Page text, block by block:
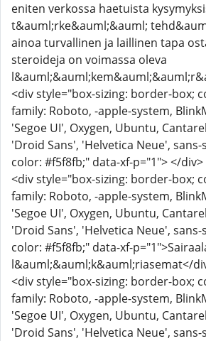
eniten verkossa haetuista
t&auml;rke&auml;&auml;
ainoa turvallinen ja laillinen tapa
steroideja on voimassa oleva
<div style="box-sizing: border-box;
family: Roboto, -apple-system,
'Segoe UI', Oxygen, Ubuntu,
'Droid Sans', 'Helvetica Neue',
color: #f5f8fb;" data-xf-p="1"> </div>
<div style="box-sizing: border-box;
family: Roboto, -apple-system,
'Segoe UI', Oxygen, Ubuntu,
'Droid Sans', 'Helvetica Neue',
color: #f5f8fb;" data-xf-
l&auml;&auml;k&auml;riasemat</
<div style="box-sizing: border-box;
family: Roboto, -apple-system,
'Segoe UI', Oxygen, Ubuntu,
'Droid Sans', 'Helvetica Neue',